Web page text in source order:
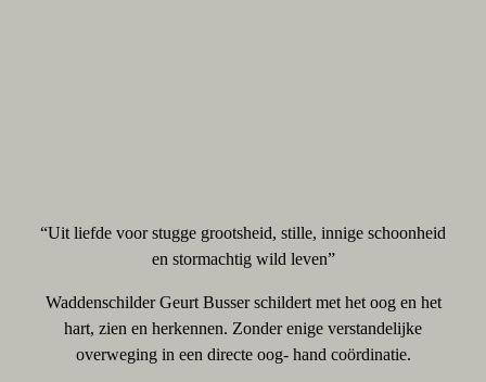
“Uit liefde voor stugge grootsheid, stille, innige schoonheid
en stormachtig wild leven”
Waddenschilder Geurt Busser schildert met het oog en het
hart, zien en herkennen. Zonder enige verstandelijke
overweging in een directe oog- hand coördinatie.